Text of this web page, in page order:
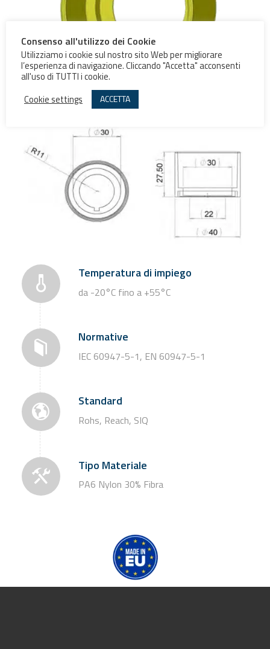
Temperatura di impiego
da -20°C fino a +55°C
Normative
IEC 60947-5-1, EN 60947-5-1
Standard
Rohs, Reach, SIQ
Tipo Materiale
PA6 Nylon 30% Fibra
Consenso all'utilizzo dei Cookie
Utilizziamo i cookie sul nostro sito Web per migliorare
l’esperienza di navigazione. Cliccando "Accetta" acconsenti
all'uso di TUTTI i cookie.
Cookie settings
ACCETTA